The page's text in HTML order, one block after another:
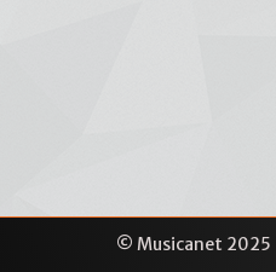
© Musicanet 2025 |